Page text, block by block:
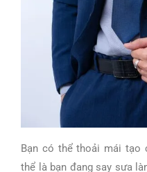
Bạn có thể thoải mái tạo
thể là bạn đang say sưa